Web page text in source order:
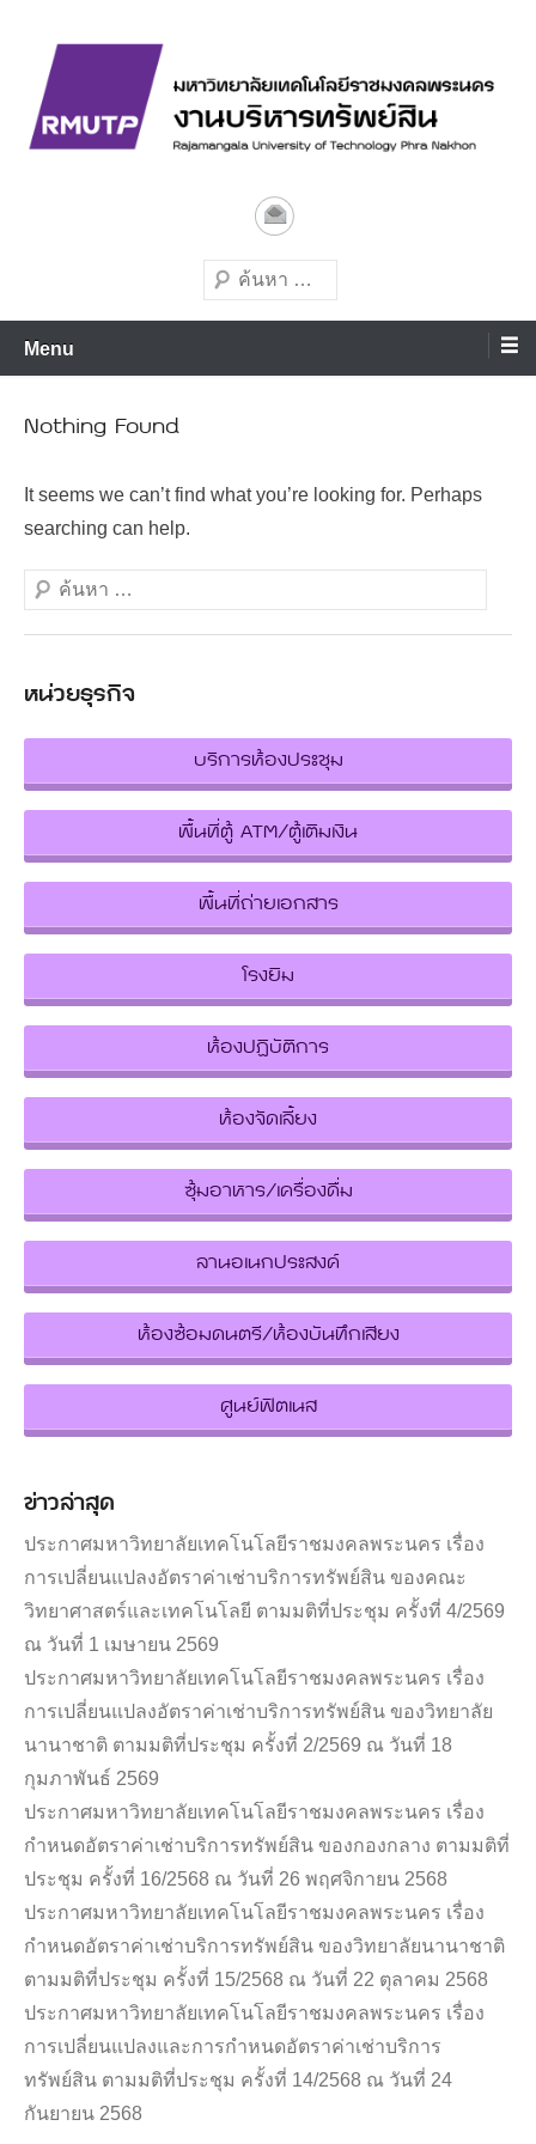
content
งานบริหารทรัพย์สิน
มทร.พระนคร
Search
Menu
Nothing Found
It seems we can’t find what you’re looking for. Perhaps
searching can help.
Search
หน่วยธุรกิจ
บริการห้องประชุม
พื้นที่ตู้ ATM/ตู้เติมเงิน
พื้นที่ถ่ายเอกสาร
โรงยิม
ห้องปฏิบัติการ
ห้องจัดเลี้ยง
ซุ้มอาหาร/เครื่องดื่ม
ลานอเนกประสงค์
ห้องซ้อมดนตรี/ห้องบันทึกเสียง
ศูนย์ฟิตเนส
ข่าวล่าสุด
ประกาศมหาวิทยาลัยเทคโนโลยีราชมงคลพระนคร เรื่อง
การเปลี่ยนแปลงอัตราค่าเช่าบริการทรัพย์สิน ของคณะ
วิทยาศาสตร์และเทคโนโลยี ตามมติที่ประชุม ครั้งที่ 4/2569
ณ วันที่ 1 เมษายน 2569
ประกาศมหาวิทยาลัยเทคโนโลยีราชมงคลพระนคร เรื่อง
การเปลี่ยนแปลงอัตราค่าเช่าบริการทรัพย์สิน ของวิทยาลัย
นานาชาติ ตามมติที่ประชุม ครั้งที่ 2/2569 ณ วันที่ 18
กุมภาพันธ์ 2569
ประกาศมหาวิทยาลัยเทคโนโลยีราชมงคลพระนคร เรื่อง
กำหนดอัตราค่าเช่าบริการทรัพย์สิน ของกองกลาง ตามมติที่
ประชุม ครั้งที่ 16/2568 ณ วันที่ 26 พฤศจิกายน 2568
ประกาศมหาวิทยาลัยเทคโนโลยีราชมงคลพระนคร เรื่อง
กำหนดอัตราค่าเช่าบริการทรัพย์สิน ของวิทยาลัยนานาชาติ
ตามมติที่ประชุม ครั้งที่ 15/2568 ณ วันที่ 22 ตุลาคม 2568
ประกาศมหาวิทยาลัยเทคโนโลยีราชมงคลพระนคร เรื่อง
การเปลี่ยนแปลงและการกำหนดอัตราค่าเช่าบริการ
ทรัพย์สิน ตามมติที่ประชุม ครั้งที่ 14/2568 ณ วันที่ 24
กันยายน 2568